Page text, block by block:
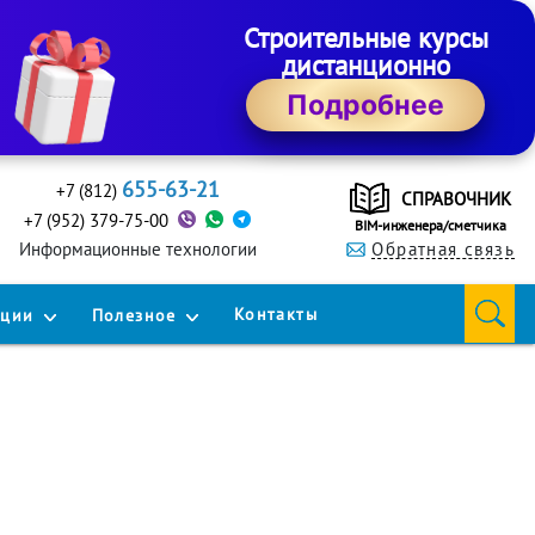
Строительные курсы
дистанционно
Подробнее
+7 (812) 655-63-21
+7 (952) 379-75-00
Информационные технологии
СПРАВОЧНИК
BIM-инженера/сметчика
Обратная связь
Полезное Контакты